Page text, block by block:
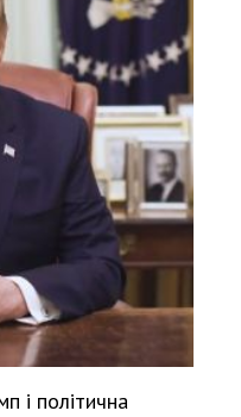
і політична